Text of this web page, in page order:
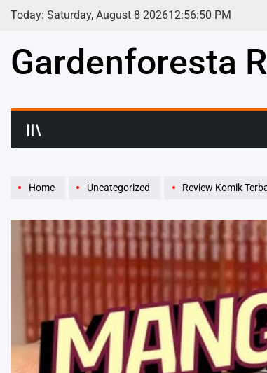
Skip
Today: Saturday, August 8 202612:56:52 PM
Gardenforesta
Home Uncategorized Review Komik